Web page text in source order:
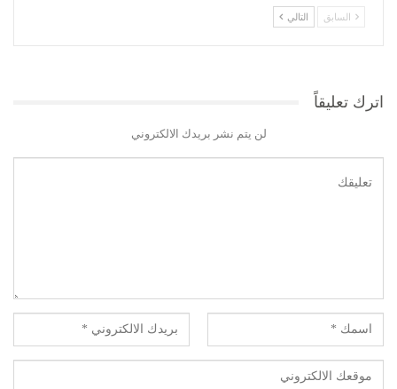
السابق التالي
اترك تعليقاً
لن يتم نشر بريدك الالكتروني